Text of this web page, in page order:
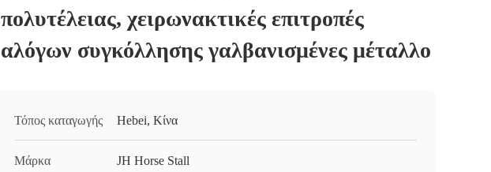
πολυτέλειας, χειρωνακτικές επιτροπές
αλόγων συγκόλλησης γαλβανισμένες μέταλλο
Τόπος καταγωγής Hebei, Κίνα
Μάρκα JH Horse Stall